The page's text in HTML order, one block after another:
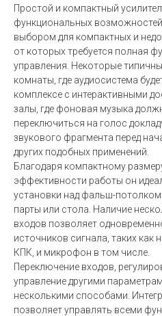
Простой и компактный
функциональных
выбором для компактных и
от которых требуется полная
управления. Некоторые
комнаты, где аудиосистема
комплексе с интерактивными
залы, где фоновая музыка
переключиться на голос
звукового фрагмента перед
других подобных применений.
Благодаря компактному
эффективности работы он
установки над фальш-
парты или стола. Наличие
входов позволяет
источников сигнала, таких как
КПК, и микрофон в том числе.
Переключение входов,
управление другими
несколькими способами.
позволяет управлять всеми